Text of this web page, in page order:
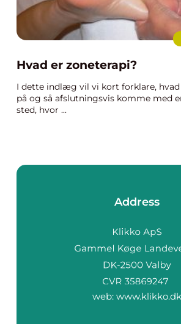
Hvad er zoneterapi?
I dette indlæg vil vi kort forklare,
på og så afslutningsvis komme med
sted, hvor ...
Address
web: www.klikko.dk